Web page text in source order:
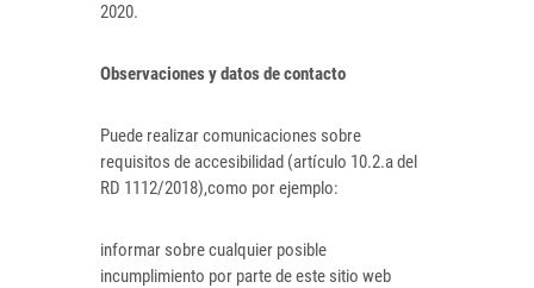
2020.
Observaciones y datos de contacto
Puede realizar comunicaciones sobre
requisitos de accesibilidad (artículo 10.2.a del
RD 1112/2018),como por ejemplo:
informar sobre cualquier posible
incumplimiento por parte de este sitio web